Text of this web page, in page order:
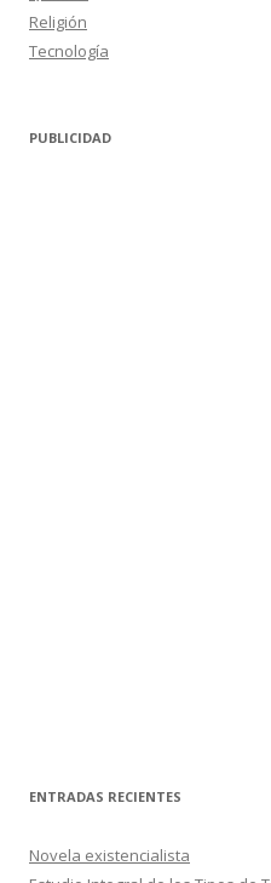
Religión
Tecnología
PUBLICIDAD
ENTRADAS RECIENTES
Novela existencialista